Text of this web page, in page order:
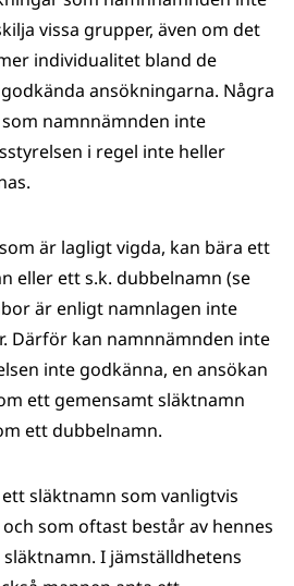
vissa grupper, även om det
individualitet bland de
ansökningarna. Några
namnnämnden inte
i regel inte heller
är lagligt vigda, kan bära ett
eller ett s.k. dubbelnamn (se
är enligt namnlagen inte
Därför kan namnnämnden inte
inte godkänna, en ansökan
ett gemensamt släktnamn
ett dubbelnamn.
släktnamn som vanligtvis
som oftast består av hennes
I jämställdhetens